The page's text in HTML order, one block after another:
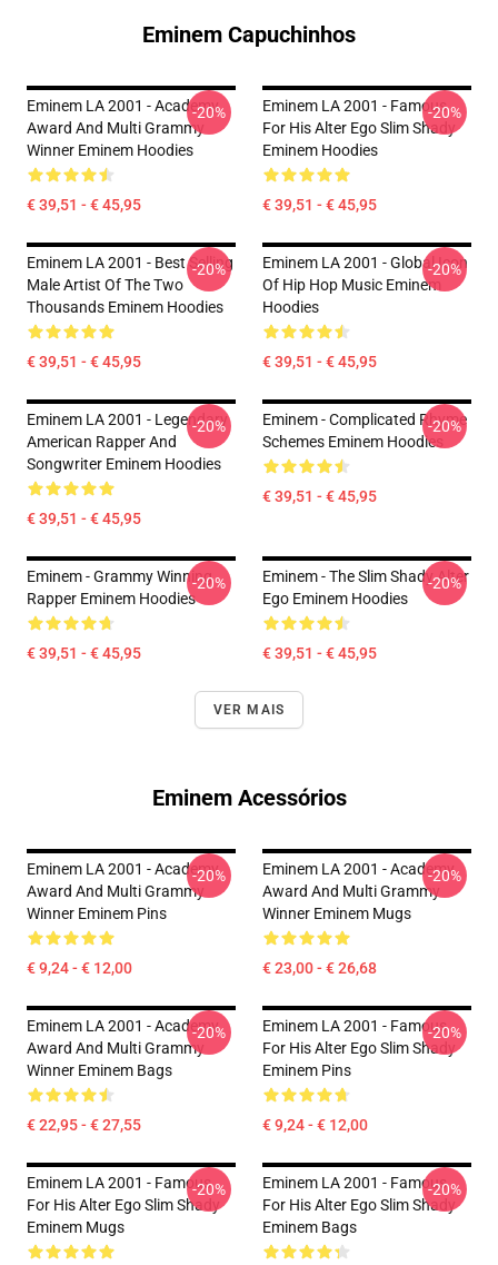
Eminem Capuchinhos
Eminem LA 2001 - Academy
Award And Multi Grammy
Winner Eminem Hoodies
€ 39,51 - € 45,95
-20%
Eminem LA 2001 - Famous
For His Alter Ego Slim Shady
Eminem Hoodies
€ 39,51 - € 45,95
-20%
Eminem LA 2001 - Best Selling
Male Artist Of The Two
Thousands Eminem Hoodies
€ 39,51 - € 45,95
-20%
Eminem LA 2001 - Global Icon
Of Hip Hop Music Eminem
Hoodies
€ 39,51 - € 45,95
-20%
Eminem LA 2001 - Legendary
American Rapper And
Songwriter Eminem Hoodies
€ 39,51 - € 45,95
-20%
Eminem - Complicated Rhyme
Schemes Eminem Hoodies
€ 39,51 - € 45,95
-20%
Eminem - Grammy Winning
Rapper Eminem Hoodies
€ 39,51 - € 45,95
-20%
Eminem - The Slim Shady Alter
Ego Eminem Hoodies
€ 39,51 - € 45,95
-20%
VER MAIS
Eminem Acessórios
Eminem LA 2001 - Academy
Award And Multi Grammy
Winner Eminem Pins
€ 9,24 - € 12,00
-20%
Eminem LA 2001 - Academy
Award And Multi Grammy
Winner Eminem Mugs
€ 23,00 - € 26,68
-20%
Eminem LA 2001 - Academy
Award And Multi Grammy
Winner Eminem Bags
€ 22,95 - € 27,55
-20%
Eminem LA 2001 - Famous
For His Alter Ego Slim Shady
Eminem Pins
€ 9,24 - € 12,00
-20%
Eminem LA 2001 - Famous
For His Alter Ego Slim Shady
Eminem Mugs
-20%
Eminem LA 2001 - Famous
For His Alter Ego Slim Shady
Eminem Bags
-20%